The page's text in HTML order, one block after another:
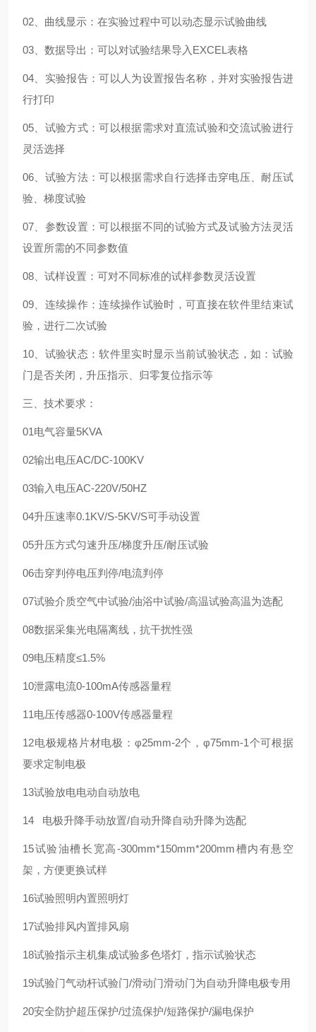
02、曲线显示：在实验过程中可以动态显示试验曲线
03、数据导出：可以对试验结果导入EXCEL表格
04、实验报告：可以人为设置报告名称，并对实验报告进
行打印
05、试验方式：可以根据需求对直流试验和交流试验进行
灵活选择
06、试验方法：可以根据需求自行选择击穿电压、耐压试
验、梯度试验
07、参数设置：可以根据不同的试验方式及试验方法灵活
设置所需的不同参数值
08、试样设置：可对不同标准的试样参数灵活设置
09、连续操作：连续操作试验时，可直接在软件里结束试
验，进行二次试验
10、试验状态：软件里实时显示当前试验状态，如：试验
门是否关闭，升压指示、归零复位指示等
三、技术要求：
01电气容量5KVA
02输出电压AC/DC-100KV
03输入电压AC-220V/50HZ
04升压速率0.1KV/S-5KV/S可手动设置
05升压方式匀速升压/梯度升压/耐压试验
06击穿判停电压判停/电流判停
07试验介质空气中试验/油浴中试验/高温试验高温为选配
08数据采集光电隔离线，抗干扰性强
09电压精度≤1.5%
10泄露电流0-100mA传感器量程
11电压传感器0-100V传感器量程
12电极规格 片材电极：φ25mm-2个，φ75mm-1个可根据
要求定制电极
13试验放电电动自动放电
14 电极升降手动放置/自动升降自动升降为选配
15试验油槽长宽高-300mm*150mm*200mm槽内有悬空
架，方便更换试样
16试验照明内置照明灯
17试验排风内置排风扇
18试验指示主机集成试验多色塔灯，指示试验状态
19试验门气动杆试验门/滑动门滑动门为自动升降电极专用
20安全防护超压保护/过流保护/短路保护/漏电保护